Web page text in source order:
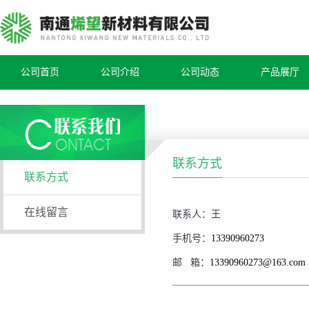
公司首页 公司介绍 公司动态 产品展厅
联系方式
在线留言
联系方式
联系人： 王
手机号： 13390960273
邮 箱： 13390960273@163.com